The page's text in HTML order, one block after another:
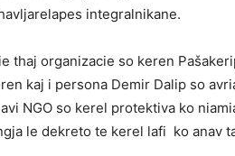
integralnikane.
thaj organizacie so keren
kaj i persona Demir Dalip so
NGO so kerel protektiva ko
le dekreto te kerel lafi ko anav